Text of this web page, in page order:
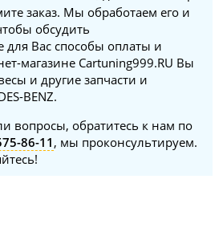
заказ. Мы обработаем его и
обсудить
для Вас способы оплаты и
магазине Cartuning999.RU Вы
и другие запчасти и
BENZ.
вопросы, обратитесь к нам по
86-11, мы проконсультируем.